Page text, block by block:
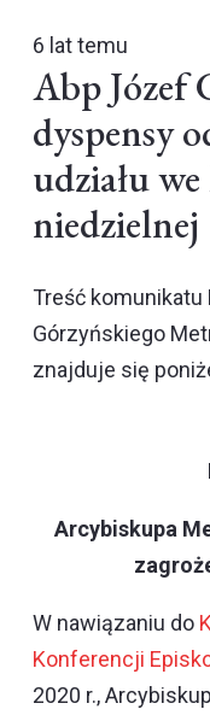
6 lat temu
Abp Józef
dyspensy
udziału
niedzielnej
Treść
Górzyńskiego
znajduje się
Arcybiskupa
W nawiązaniu do
Konferencji
2020 r.,